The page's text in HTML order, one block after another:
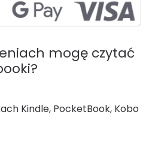
mogę czytać
Kindle, PocketBook, Kobo